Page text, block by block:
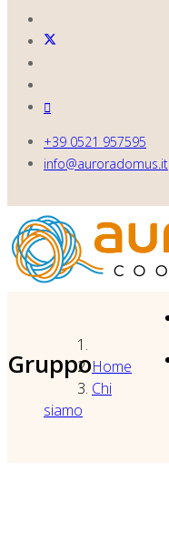
+39 0521 957595
info@auroradomus.it
GruppoHome
Chi
siamo